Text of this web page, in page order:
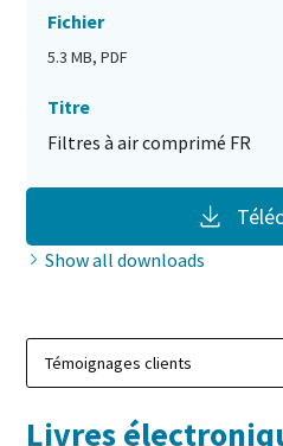
Fichier
5.3 MB, PDF
Titre
Filtres à air comprimé FR
Show all downloads
Livres